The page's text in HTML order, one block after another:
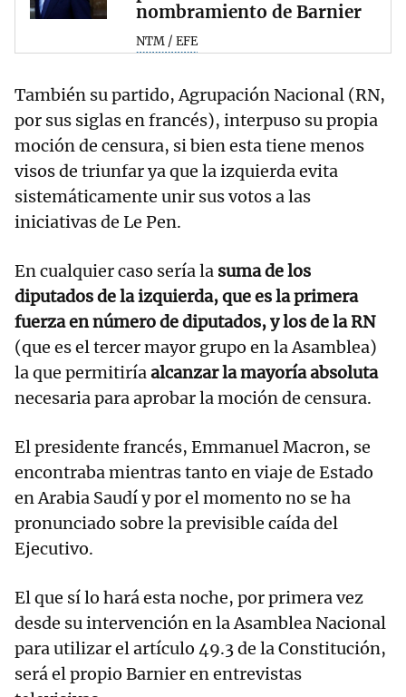
nombramiento de Barnier
NTM / EFE
También su partido, Agrupación Nacional (RN,
por sus siglas en francés), interpuso su propia
moción de censura, si bien esta tiene menos
visos de triunfar ya que la izquierda evita
sistemáticamente unir sus votos a las
iniciativas de Le Pen.
En cualquier caso sería la suma de los
diputados de la izquierda, que es la primera
fuerza en número de diputados, y los de la RN
(que es el tercer mayor grupo en la Asamblea)
la que permitiríaalcanzar la mayoría absoluta
necesaria para aprobar la moción de censura.
El presidente francés, Emmanuel Macron, se
encontraba mientras tanto en viaje de Estado
en Arabia Saudí y por el momento no se ha
pronunciado sobre la previsible caída del
Ejecutivo.
El que sí lo hará esta noche, por primera vez
desde su intervención en la Asamblea Nacional
para utilizar el artículo 49.3 de la Constitución,
será el propio Barnier en entrevistas